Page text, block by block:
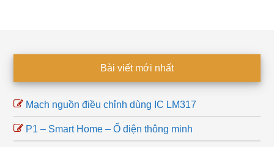
Bài viết mới nhất
Mạch nguồn điều chỉnh dùng IC LM317
P1 – Smart Home – Ổ điện thông minh